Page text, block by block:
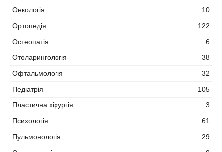
Онкологія
10
Ортопедія
122
Остеопатія
6
Отоларингологія
38
Офтальмологія
32
Педіатрія
105
Пластична хірургія
3
Психологія
61
Пульмонологія
29